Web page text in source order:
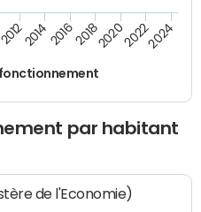
2012201420162018202020222024
par habitant
de l'Economie)